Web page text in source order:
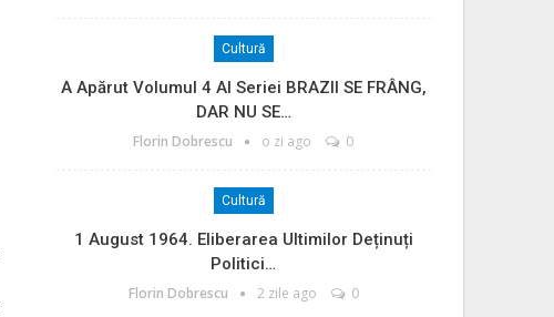
Cultură
A Apărut Volumul 4 Al Seriei BRAZII SE FRÂNG,
DAR NU SE…
Florin Dobrescu o zi ago 0
Cultură
1 August 1964. Eliberarea Ultimilor Deținuți
Politici…
Florin Dobrescu 2 zile ago 0